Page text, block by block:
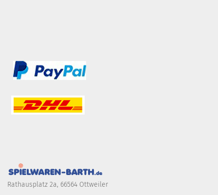
Rathausplatz 2a, 66564 Ottweiler